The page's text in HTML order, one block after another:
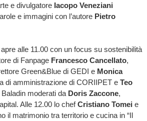
e divulgatore Iacopo Veneziani
e immagini con l’autore Pietro
alle 11.00 con un focus su sostenibilità
di Fanpage Francesco Cancellato,
Green&Blue di GEDI e Monica
di amministrazione di CORIIPET e Teo
moderati da Doris Zaccone,
Alle 12.00 lo chefCristiano Tomei e
il matrimonio tra territorio e cucina in “Il